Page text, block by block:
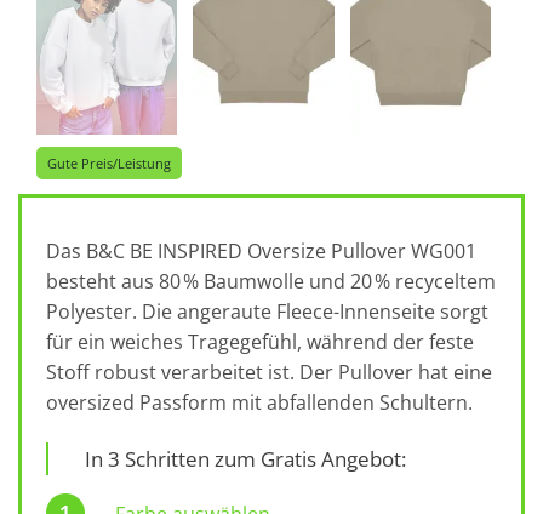
Gute Preis/Leistung
Das B&C BE INSPIRED Oversize Pullover WG001
besteht aus 80 % Baumwolle und 20 % recyceltem
Polyester. Die angeraute Fleece-Innenseite sorgt
für ein weiches Tragegefühl, während der feste
Stoff robust verarbeitet ist. Der Pullover hat eine
oversized Passform mit abfallenden Schultern.
In 3 Schritten zum Gratis Angebot: